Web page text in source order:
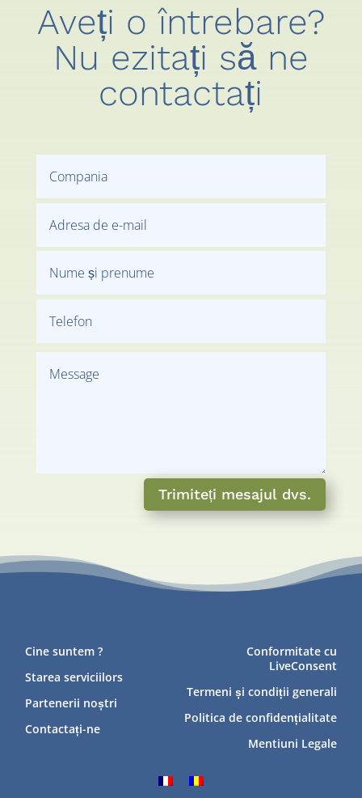
Aveți o întrebare?
Nu ezitați să ne
contactați
Trimiteți mesajul dvs.
Cine suntem ?
Starea serviciilors
Partenerii noștri
Contactați-ne
Conformitate cu
LiveConsent
Termeni și condiții generali
Politica de confidențialitate
Mentiuni Legale